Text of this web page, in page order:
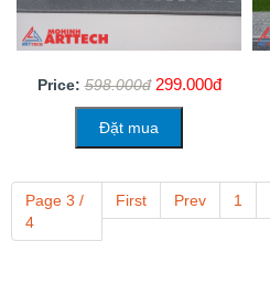
Price: 598.000đ 299.000đ
Đặt mua
Page 3 /
4
First Prev 1